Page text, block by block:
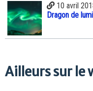
10 avril
Dragon de
Ailleurs sur le